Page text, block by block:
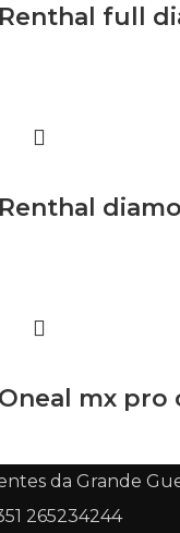
full
mx
da Grande
265234244